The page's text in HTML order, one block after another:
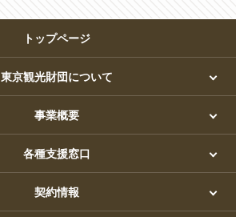
トップページ
東京観光財団について
事業概要
各種支援窓口
契約情報